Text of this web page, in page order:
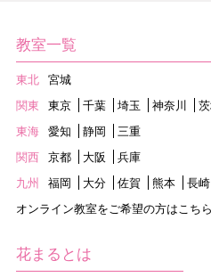
教室一覧
東北
宮城
関東
東京 千葉 埼玉 神奈川
東海
愛知 静岡
三重
関西
京都 大阪
兵庫
九州
福岡 大分 佐賀 熊本
長崎
オンライン教室をご希望の方はこちら
花まるとは